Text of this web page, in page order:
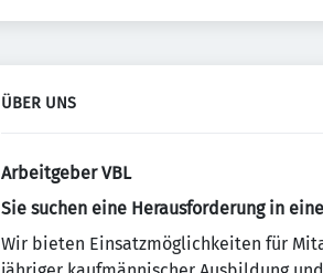
ÜBER UNS
Arbeitgeber VBL
Sie suchen eine Herausforderung in
Wir bieten Einsatzmöglichkeiten für